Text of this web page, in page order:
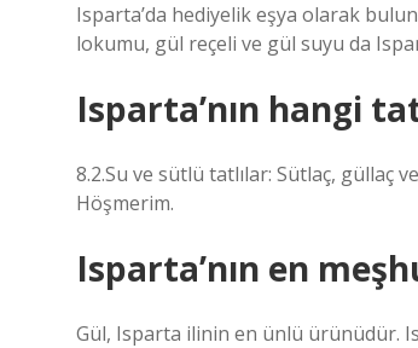
Isparta’da hediyelik eşya olarak
lokumu, gül reçeli ve gül suyu da
Isparta’nın hangi
8.2.Su ve sütlü tatlılar: Sütlaç, güllaç
Höşmerim.
Isparta’nın en
Gül, Isparta ilinin en ünlü ürünüdür.